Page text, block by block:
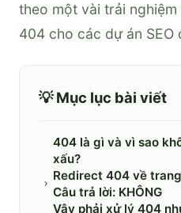
theo một vài trải
404 cho các dự án SEO
💡 Mục lục bài viết
404 là gì và vì sao
xấu?
Redirect 404 về
Câu trả lời: KHÔNG
Vậy phải xử lý 404